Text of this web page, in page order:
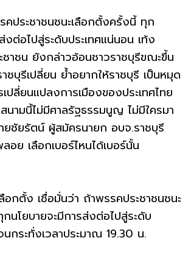
คประชาชนชนะเลือกตั้งครั้งนี้ ทุก
งต่อไปสู่ระดับประเทศแน่นอน เท้ง
าชน ยังกล่าวอ้อนชาวราชบุรีขณะขึ้น
ชบุรีเปลี่ยน ย้ำอยากให้ราชบุรี เป็นหมุด
ปลี่ยนแปลงการเมืองของประเทศไทย
นามนี้ไม่มีศาลรัฐธรรมนูญ ไม่มีใครมา
ายชัยรัตน์ ผู้สมัครนายก อบจ.ราชบุรี
อย เลือกเบอร์ไหนได้เบอร์นั้น
อกตั้ง เชื่อมั่นว่า ถ้าพรรคประชาชนชนะ
นโยบายจะมีการส่งต่อไปสู่ระดับ
นกระทั่งเวลาประมาณ 19.30 น.